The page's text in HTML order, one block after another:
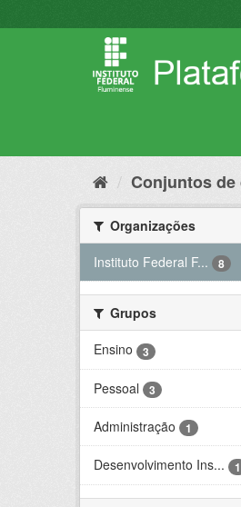
para
Conjuntos de
Organizações
Instituto Federal F...
8
Grupos
Ensino
3
Pessoal 3
Administração 1
Desenvolvimento Ins... 1